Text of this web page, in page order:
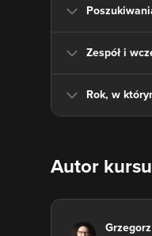
Zespół i
Rok, w
Autor kursu